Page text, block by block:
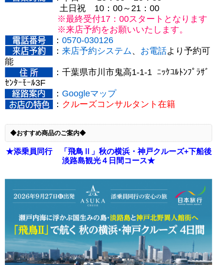
土日祝 10：00～21：00
※最終受付17：00スタートとなります
※来店予約をお願いいたします。
： 0570-030126
： 来店予約システム、 お電話より予約可
能
： 千葉県市川市鬼高1-1-1 ﾆｯｹｺﾙﾄﾝﾌﾟﾗｻﾞ
ｾﾝﾀｰﾓｰﾙ3F
： Googleマップ
： クルーズコンサルタント在籍
◆おすすめ商品のご案内◆
★添乗員同行 「飛鳥Ⅱ」秋の横浜・神戸クルーズ+下船後
淡路島観光４日間コース★